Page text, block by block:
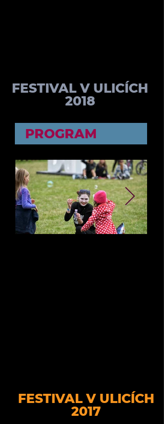
FESTIVAL V ULICÍCH
2018
PROGRAM
FESTIVAL V ULICÍCH
2017